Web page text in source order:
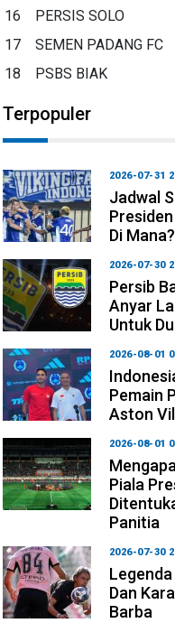
16
PERSIS SOLO
17
SEMEN PADANG FC
18
PSBS BIAK
Terpopuler
2026-07-31
Jadwal
Di Mana?
2026-07-30
Persib
Anyar
Untuk
2026-08-01
Pemain
Aston
2026-08-01
Piala
Panitia
2026-07-30
Dan
Barba